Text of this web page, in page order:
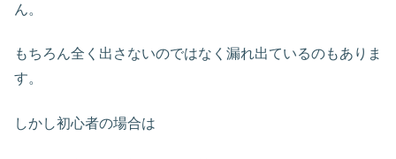
ん。
もちろん全く出さないのではなく漏れ出ているのもありま
す。
しかし初心者の場合は